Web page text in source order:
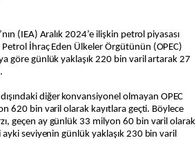
İhraç Eden Ülkeler Örgütünün (OPEC)
göre günlük yaklaşık 220 bin varil artarak 27
diğer konvansiyonel olmayan OPEC
620 bin varil olarak kayıtlara geçti. Böylece
geçen ay günlük 33 milyon 60 bin varil olarak
seviyenin günlük yaklaşık 230 bin varil